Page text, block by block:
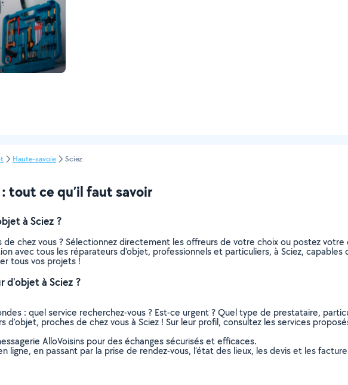
Haute-savoie Sciez
tout ce qu’il faut savoir
à Sciez ?
chez vous ? Sélectionnez directement les offreurs de votre choix ou postez
avec tous les réparateurs d'objet, professionnels et particuliers, à Sciez,
tous vos projets !
d'objet à Sciez ?
: quel service recherchez-vous ? Est-ce urgent ? Quel type de prestataire,
d'objet, proches de chez vous à Sciez ! Sur leur profil, consultez les services
AlloVoisins pour des échanges sécurisés et efficaces.
en passant par la prise de rendez-vous, l’état des lieux, les devis et les